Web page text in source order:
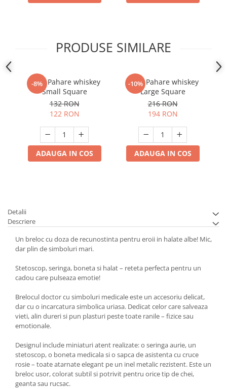
PRODUSE SIMILARE
-8%
Set 4 Pahare whiskey
Small Square
132 RON
122 RON
ADAUGA IN COS
-10%
Set 6 Pahare whiskey
Large Square
216 RON
194 RON
ADAUGA IN COS
Detalii
Descriere
Un breloc cu doza de recunostinta pentru eroii in halate albe! Mic,
dar plin de simboluri mari.
Stetoscop, seringa, boneta si halat – reteta perfecta pentru un
cadou care pulseaza emotie!
Brelocul doctor cu simboluri medicale este un accesoriu delicat,
dar cu o incarcatura simbolica uriasa. Dedicat celor care salveaza
vieti, alin dureri si pun plasturi peste toate ranile – fizice sau
emotionale.
Designul include miniaturi atent realizate: o seringa aurie, un
stetoscop, o boneta medicala si o sapca de asistenta cu cruce
rosie – toate atarnate elegant pe un inel metalic rezistent. Este un
breloc usor, colorat subtil si potrivit pentru orice tip de chei,
geanta sau rucsac.